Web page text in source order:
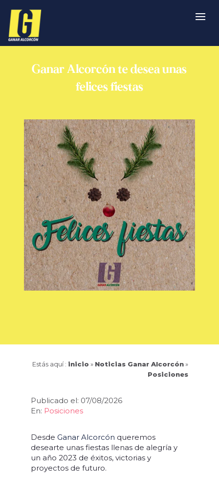
Ganar Alcorcón te desea unas
felices fiestas
Estás aquí : inicio » Noticias Ganar Alcorcón»
Posiciones
Publicado el: 07/08/2026
En: Posiciones
Desde Ganar Alcorcón queremos
desearte unas fiestas llenas de alegría y
un año 2023 de éxitos, victorias y
proyectos de futuro.